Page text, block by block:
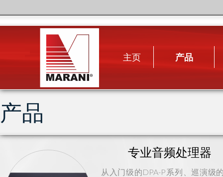
主页 产品
产品
专业音频处理器
从入门级的DPA-P系列、巡演级